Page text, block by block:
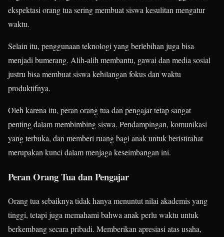
ekspektasi orang tua sering membuat siswa kesulitan mengatur
waktu.
Selain itu, penggunaan teknologi yang berlebihan juga bisa
menjadi bumerang. Alih-alih membantu, gawai dan media sosial
justru bisa membuat siswa kehilangan fokus dan waktu
produktifnya.
Oleh karena itu, peran orang tua dan pengajar tetap sangat
penting dalam membimbing siswa. Pendampingan, komunikasi
yang terbuka, dan memberi ruang bagi anak untuk beristirahat
merupakan kunci dalam menjaga keseimbangan ini.
Peran Orang Tua dan Pengajar
Orang tua sebaiknya tidak hanya menuntut nilai akademis yang
tinggi, tetapi juga memahami bahwa anak perlu waktu untuk
berkembang secara pribadi. Memberikan apresiasi atas usaha,